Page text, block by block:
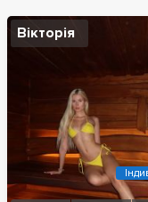
Вікторія